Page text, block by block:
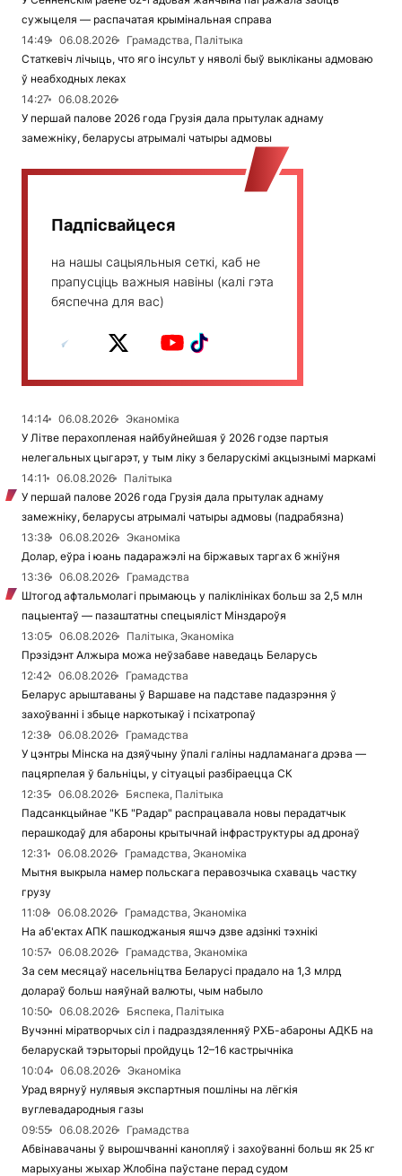
сужыцеля — распачатая крымінальная справа
14:49
06.08.2026
Грамадства, Палітыка
Статкевіч лічыць, что яго інсульт у няволі быў выкліканы адмоваю
ў неабходных леках
14:27
06.08.2026
У першай палове 2026 года Грузія дала прытулак аднаму
замежніку, беларусы атрымалі чатыры адмовы
Падпісвайцеся
на нашы сацыяльныя сеткі, каб не
прапусціць важныя навіны (калі гэта
бяспечна для вас)
14:14 06.08.2026
Эканоміка
У Літве перахопленая найбуйнейшая ў 2026 годзе партыя
нелегальных цыгарэт, у тым ліку з беларускімі акцызнымі маркамі
14:11
06.08.2026
Палітыка
У першай палове 2026 года Грузія дала прытулак аднаму
замежніку, беларусы атрымалі чатыры адмовы (падрабязна)
13:38
06.08.2026
Эканоміка
Долар, еўра і юань падаражэлі на біржавых таргах 6 жніўня
13:36
06.08.2026
Грамадства
Штогод афтальмолагі прымаюць у паліклініках больш за 2,5 млн
пацыентаў — пазаштатны спецыяліст Мінздароўя
13:05
06.08.2026
Палітыка, Эканоміка
Прэзідэнт Алжыра можа неўзабаве наведаць Беларусь
12:42
06.08.2026
Грамадства
Беларус арыштаваны ў Варшаве на падставе падазрэння ў
захоўванні і збыце наркотыкаў і псіхатропаў
12:38
06.08.2026
Грамадства
У цэнтры Мінска на дзяўчыну ўпалі галіны надламанага дрэва —
пацярпелая ў бальніцы, у сітуацыі разбіраецца СК
12:35
06.08.2026
Бяспека, Палітыка
Падсанкцыйнае "КБ "Радар" распрацавала новы перадатчык
перашкодаў для абароны крытычнай інфраструктуры ад дронаў
12:31
06.08.2026
Грамадства, Эканоміка
Мытня выкрыла намер польскага перавозчыка схаваць частку
грузу
11:08
06.08.2026
Грамадства, Эканоміка
На аб'ектах АПК пашкоджаныя яшчэ дзве адзінкі тэхнікі
10:57
06.08.2026
Грамадства, Эканоміка
За сем месяцаў насельніцтва Беларусі прадало на 1,3 млрд
долараў больш наяўнай валюты, чым набыло
10:50
06.08.2026
Бяспека, Палітыка
Вучэнні міратворчых сіл і падраздзяленняў РХБ-абароны АДКБ на
беларускай тэрыторыі пройдуць 12–16 кастрычніка
10:04
06.08.2026
Эканоміка
Урад вярнуў нулявыя экспартныя пошліны на лёгкія
вуглевадародныя газы
09:55
06.08.2026
Грамадства
Абвінавачаны ў вырошчванні канопляў і захоўванні больш як 25 кг
марыхуаны жыхар Жлобіна паўстане перад судом